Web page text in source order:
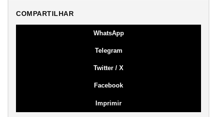
COMPARTILHAR
WhatsApp
Telegram
Twitter / X
Facebook
Imprimir